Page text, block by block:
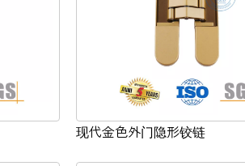
现代金色外门隐形铰链